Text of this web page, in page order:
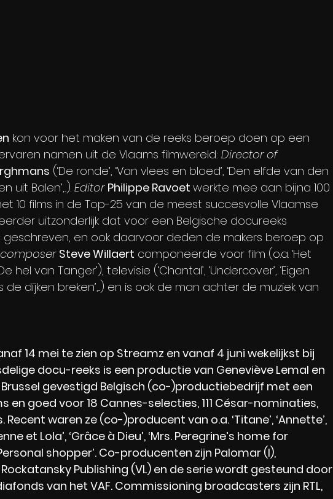
kon voor het maken van de reeks beroep doen op een
namen uit de Vlaams filmwereld: Director of
(‘De ronde’, ‘Van vlees en bloed’, ‘Den elfde van den
uit Balen’,...). Editor Philippe Ravoet werkte mee aan bijna 100
10 films in de Top-25 van de meest succesvolle Vlaamse
uitzonderlijk dat voor een Belgische docureeks
en ook daarvoor deden de makers beroep op
composer Steve Willaert componeerde voor film (o.a. ‘Het
hel van Tanger’), televisie (‘Chantal’, ‘Undercover’, ‘Eigen
de dijken breken’,...) en is ook de man achter de muziek van
14 mei te zien op Streamz en vanaf 4 juni wekelijkst bij
docu-reeks is een productie van Geneviève Lemal en
Brussel gevestigd Belgisch (co-)productiebedrijf met een
en goed voor 18 Cannes-selecties, 111 César-nominaties,
waren ze (co-)producent van o.a. ‘Titane’, ‘Annette’,
et Lola’, ‘Grâce à Dieu’, ‘Mrs. Peregrine’s home for
shopper’. Co-producenten zijn Palomar (I),
Rockatansky Publishing (VL) en de serie wordt gesteund door
van het VAF. Commissioning broadcasters zijn RTL,